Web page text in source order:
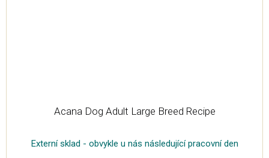
Acana Dog Adult Large Breed Recipe
Externí sklad - obvykle u nás následující pracovní den